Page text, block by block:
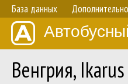
База данных Дополнительно
Венгрия,